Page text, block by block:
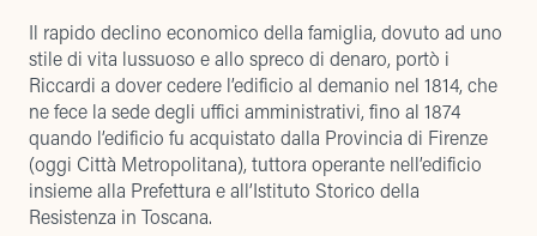
Il rapido declino economico della famiglia, dovuto ad uno
stile di vita lussuoso e allo spreco di denaro, portò i
Riccardi a dover cedere l’edificio al demanio nel 1814, che
ne fece la sede degli uffici amministrativi, fino al 1874
quando l’edificio fu acquistato dalla Provincia di Firenze
(oggi Città Metropolitana), tuttora operante nell’edificio
insieme alla Prefettura e all’Istituto Storico della
Resistenza in Toscana.